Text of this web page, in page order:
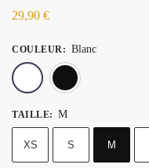
29,90 €
COULEUR: Blanc
TAILLE: M
XS S M